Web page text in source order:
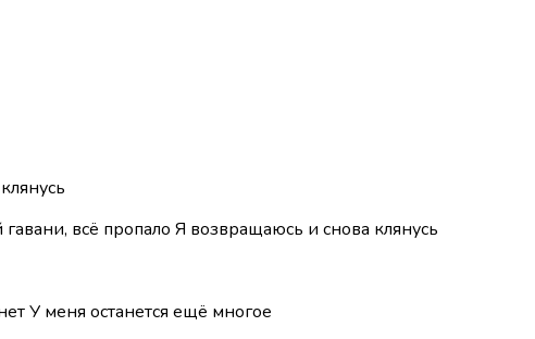
всё пропало Я возвращаюсь и снова клянусь
У меня останется ещё многое